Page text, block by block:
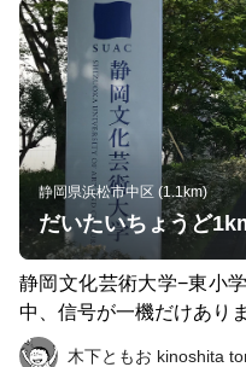
す。 最近浜松城公園内にスタバもできちゃったりして、
年代問わず楽しめる公
麗、やはり大人の雰囲気
すべきだろうね。 また浜松にはもう一つさくらの名所佐
鳴湖があります。湖畔い
一見の価値あり。夜は真
しみ
静岡県浜松市中区 (1.1km)
静岡文化芸術大学−東小
中、信号が一機だけあり
木下ともお kinoshita